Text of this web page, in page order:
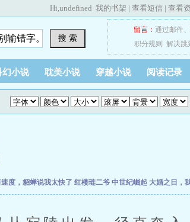
Hi,undefined 我的书架 | 查看短信 | 查看
搜 索
留言： 通过邮件、
积分规则
解决跳
幻小说 耽美小说 穿越小说 阅读记录
度，貂蝉说我太快了 红楼琏二爷 中世纪崛起 大婚之日，我